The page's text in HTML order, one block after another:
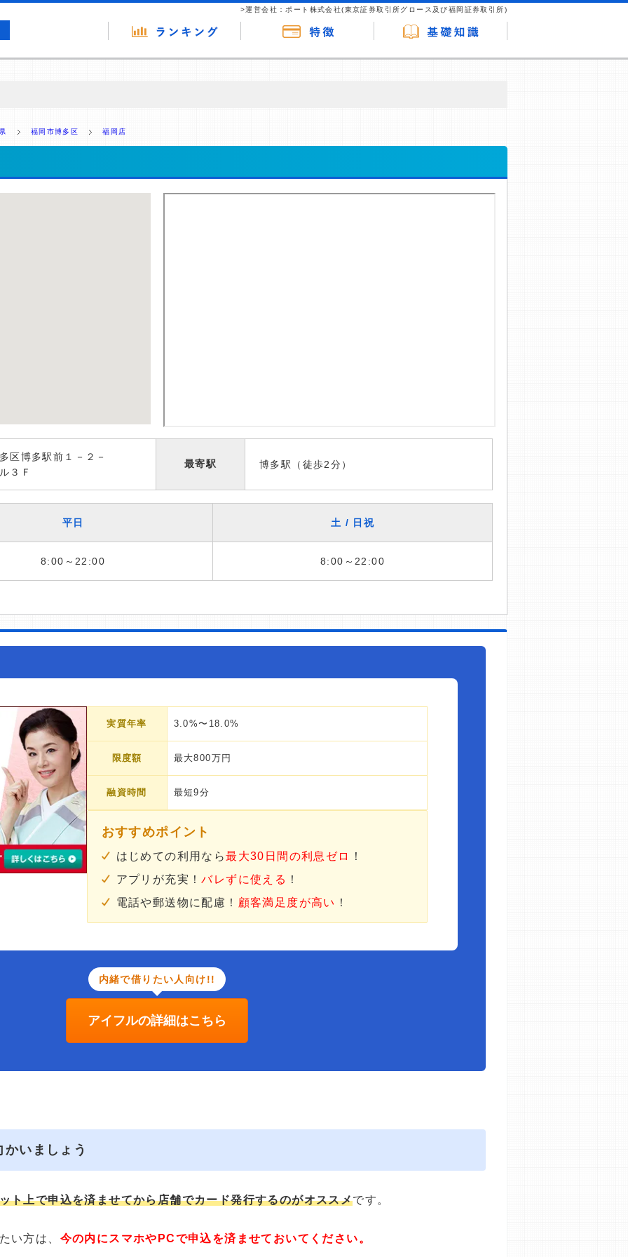
>運営会社：ポート株式会社(東京証券取引所グロース及び福岡証券取引所)
供を行っています。
福岡市博多区 福岡店
区博多駅前１－２－
３Ｆ
最寄駅 博多駅（徒歩2分）
平日 土 / 日祝
8:00～22:00 8:00～22:00
実質年率 3.0%〜18.0%
限度額 最大800万円
融資時間 最短9分
おすすめポイント
はじめての利用なら最大30日間の利息ゼロ
！
アプリが充実！バレずに使える ！
電話や郵送物に配慮！ 顧客満足度が高い ！
内緒で借りたい人向け!!
アイフルの詳細はこちら
いましょう
ト上で申込を済ませてから店舗でカード発行するのがオススメです。
い方は、 今の内にスマホやPCで申込を済ませておいてください。